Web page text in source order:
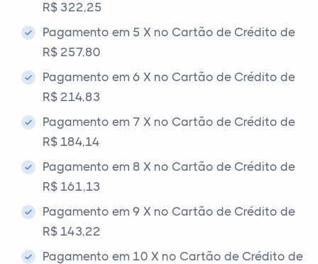
R$ 322,25
Pagamento em 5 X no Cartão de Crédito de
R$ 257,80
Pagamento em 6 X no Cartão de Crédito de
R$ 214,83
Pagamento em 7 X no Cartão de Crédito de
R$ 184,14
Pagamento em 8 X no Cartão de Crédito de
R$ 161,13
Pagamento em 9 X no Cartão de Crédito de
R$ 143,22
Pagamento em 10 X no Cartão de Crédito de